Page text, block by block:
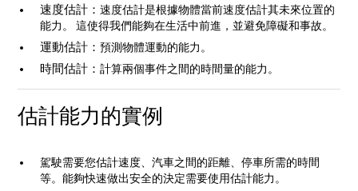
速度估計：速度估計是根據物體當前速度估計其未來位置的
能力。 這使得我們能夠在生活中前進，並避免障礙和事故。
運動估計：預測物體運動的能力。
時間估計：計算兩個事件之間的時間量的能力。
估計能力的實例
駕駛需要您估計速度、汽車之間的距離、停車所需的時間
等。能夠快速做出安全的決定需要使用估計能力。